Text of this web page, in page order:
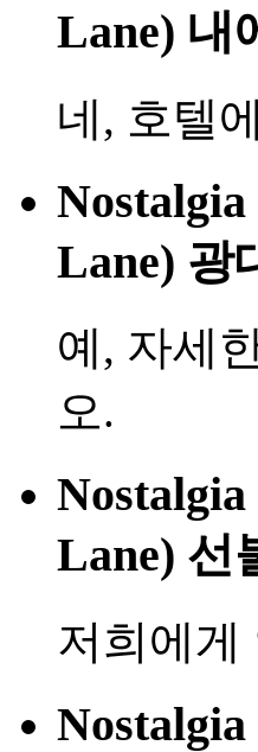
Lane) 내
네, 호텔
Lane) 광
예, 자세
오.
Lane) 선
저희에게